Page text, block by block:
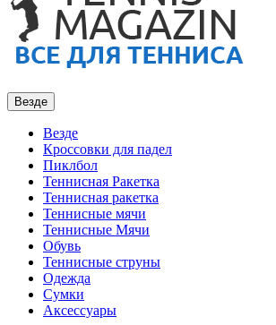
Везде
Везде
Кроссовки для падел
Пиклбол
Теннисная Ракетка
Теннисная ракетка
Теннисные мячи
Теннисные Мячи
Обувь
Теннисные струны
Одежда
Сумки
Аксессуары